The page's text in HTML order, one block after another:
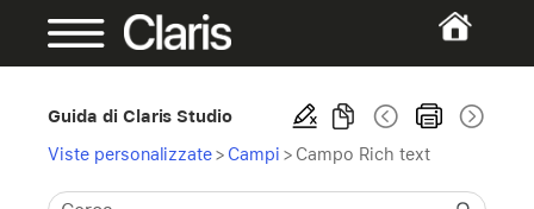
Guida di Claris Studio
Viste personalizzate> Campi > Campo Rich text